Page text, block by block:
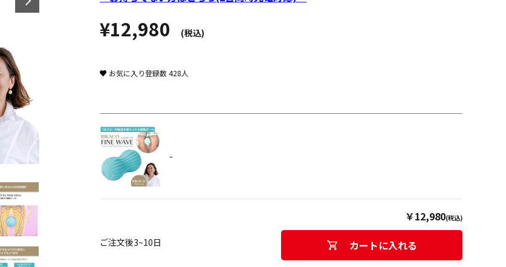
¥12,980 (税込)
お気に入り登録数428人
-
￥12,980(税込)
ご注文後3~10日 カートに入れる